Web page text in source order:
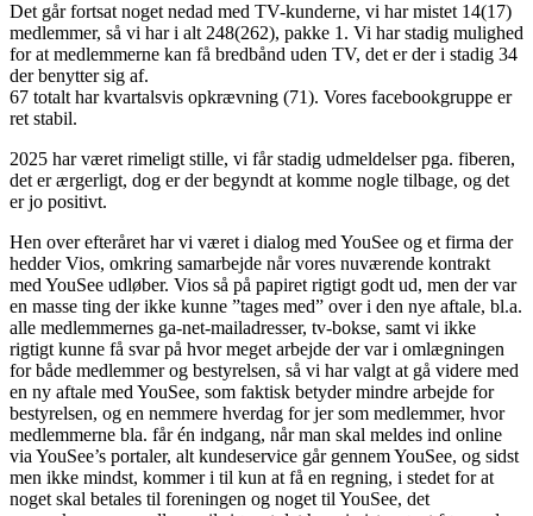
Det går fortsat noget nedad med TV-kunderne, vi har mistet 14(17)
medlemmer, så vi har i alt 248(262), pakke 1. Vi har stadig mulighed
for at medlemmerne kan få bredbånd uden TV, det er der i stadig 34
der benytter sig af.
67 totalt har kvartalsvis opkrævning (71). Vores facebookgruppe er
ret stabil.
2025 har været rimeligt stille, vi får stadig udmeldelser pga. fiberen,
det er ærgerligt, dog er der begyndt at komme nogle tilbage, og det
er jo positivt.
Hen over efteråret har vi været i dialog med YouSee og et firma der
hedder Vios, omkring samarbejde når vores nuværende kontrakt
med YouSee udløber. Vios så på papiret rigtigt godt ud, men der var
en masse ting der ikke kunne ”tages med” over i den nye aftale, bl.a.
alle medlemmernes ga-net-mailadresser, tv-bokse, samt vi ikke
rigtigt kunne få svar på hvor meget arbejde der var i omlægningen
for både medlemmer og bestyrelsen, så vi har valgt at gå videre med
en ny aftale med YouSee, som faktisk betyder mindre arbejde for
bestyrelsen, og en nemmere hverdag for jer som medlemmer, hvor
medlemmerne bla. får én indgang, når man skal meldes ind online
via YouSee’s portaler, alt kundeservice går gennem YouSee, og sidst
men ikke mindst, kommer i til kun at få en regning, i stedet for at
noget skal betales til foreningen og noget til YouSee, det